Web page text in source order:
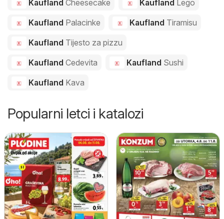
Kaufland Cheesecake Kaufland Lego
Kaufland Palacinke Kaufland Tiramisu
Kaufland Tijesto za pizzu
Kaufland Cedevita Kaufland Sushi
Kaufland Kava
Popularni letci i katalozi